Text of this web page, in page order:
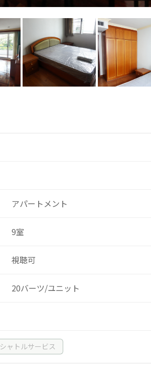
アパートメント
9室
視聴可
20バーツ/ユニット
シャトルサービス